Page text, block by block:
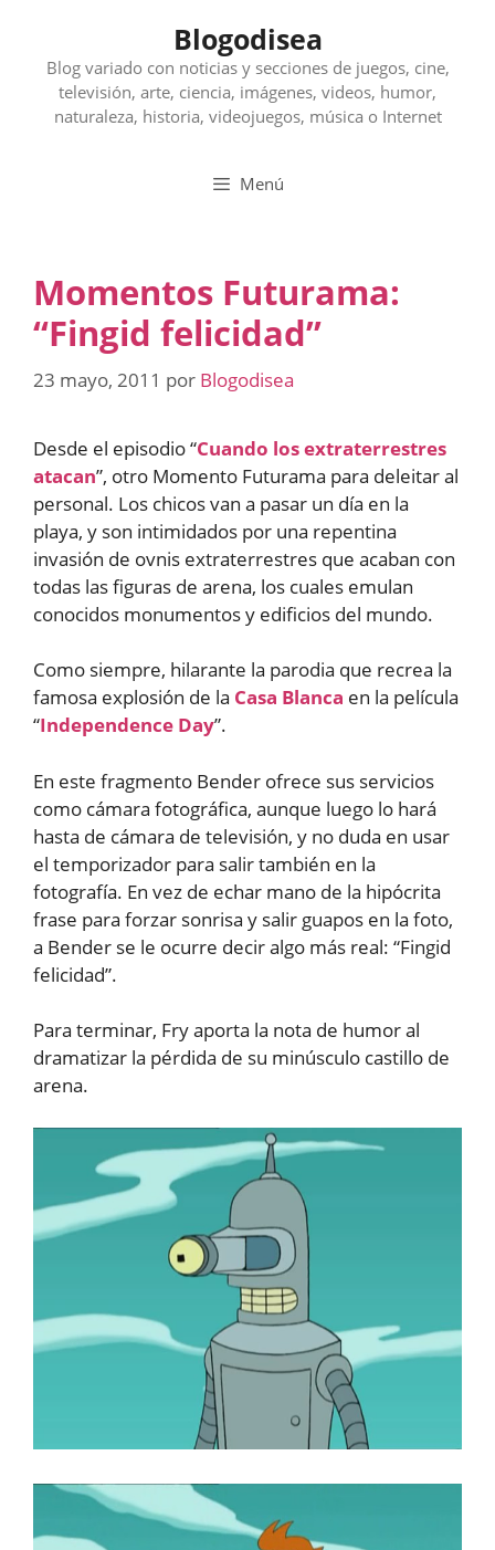
contenido
Blogodisea
Blog variado con noticias y secciones de juegos, cine,
televisión, arte, ciencia, imágenes, videos, humor,
naturaleza, historia, videojuegos, música o Internet
Menú
Momentos Futurama:
“Fingid felicidad”
23 mayo, 2011 por Blogodisea
Desde el episodio “Cuando los extraterrestres
atacan”, otro Momento Futurama para deleitar al
personal. Los chicos van a pasar un día en la
playa, y son intimidados por una repentina
invasión de ovnis extraterrestres que acaban con
todas las figuras de arena, los cuales emulan
conocidos monumentos y edificios del mundo.
Como siempre, hilarante la parodia que recrea la
famosa explosión de la Casa Blanca en la película
“Independence Day”.
En este fragmento Bender ofrece sus servicios
como cámara fotográfica, aunque luego lo hará
hasta de cámara de televisión, y no duda en usar
el temporizador para salir también en la
fotografía. En vez de echar mano de la hipócrita
frase para forzar sonrisa y salir guapos en la foto,
a Bender se le ocurre decir algo más real: “Fingid
felicidad”.
Para terminar, Fry aporta la nota de humor al
dramatizar la pérdida de su minúsculo castillo de
arena.